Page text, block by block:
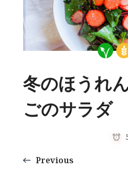
冬のほうれ
ごのサラダ
Previous